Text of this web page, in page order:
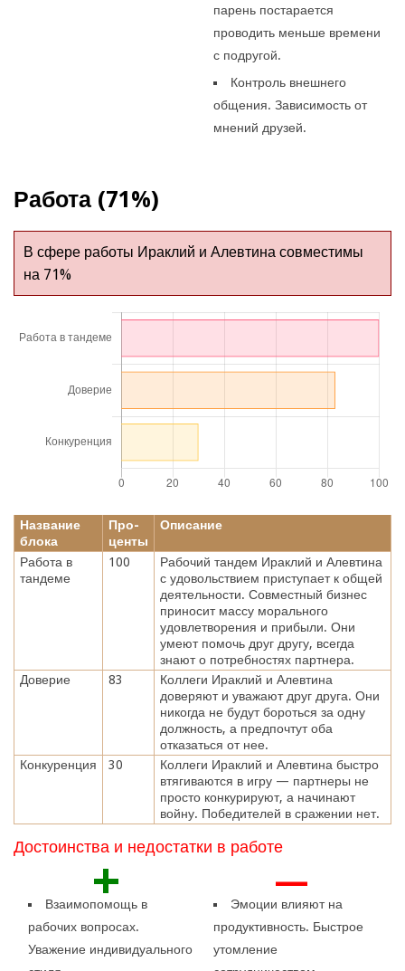
парень постарается
проводить меньше времени
с подругой.
Контроль внешнего
общения. Зависимость от
мнений друзей.
Работа (71%)
В сфере работы Ираклий и Алевтина совместимы
на 71%
Название
блока
Про-
центы
Описание
Работа в
тандеме
100
Рабочий тандем Ираклий и Алевтина
с удовольствием приступает к общей
деятельности. Совместный бизнес
приносит массу морального
удовлетворения и прибыли. Они
умеют помочь друг другу, всегда
знают о потребностях партнера.
Доверие
83
Коллеги Ираклий и Алевтина
доверяют и уважают друг друга. Они
никогда не будут бороться за одну
должность, а предпочтут оба
отказаться от нее.
Конкуренция
30
Коллеги Ираклий и Алевтина быстро
втягиваются в игру — партнеры не
просто конкурируют, а начинают
войну. Победителей в сражении нет.
Достоинства и недостатки в работе
+
Взаимопомощь в
рабочих вопросах.
Уважение индивидуального
—
Эмоции влияют на
продуктивность. Быстрое
утомление